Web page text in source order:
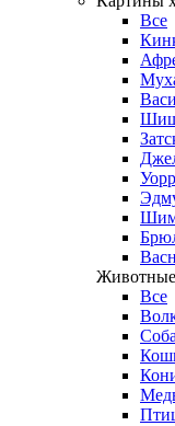
Все
Животные
Все